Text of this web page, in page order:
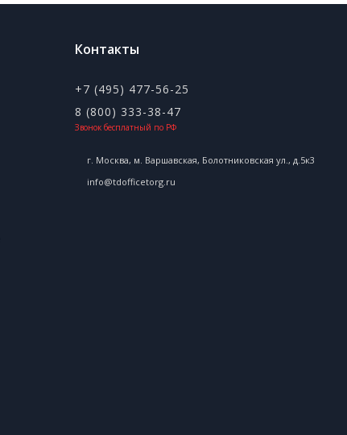
Контакты
+7 (495) 477-56-25
8 (800) 333-38-47
Звонок бесплатный по РФ
г. Москва, м. Варшавская, Болотниковская ул., д.5к3
info@tdofficetorg.ru